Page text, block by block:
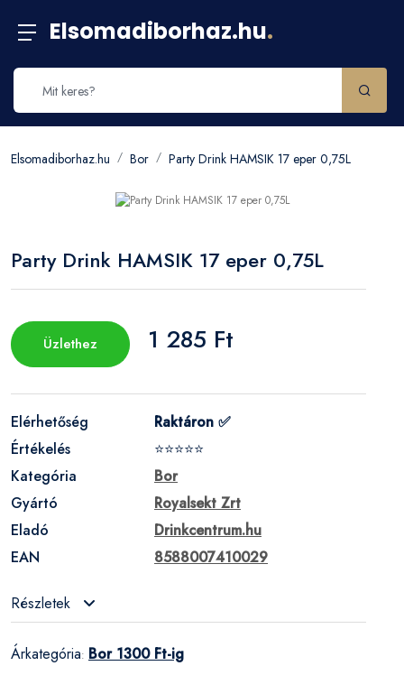
Elsomadiborhaz.hu.
Elsomadiborhaz.hu Bor Party Drink HAMSIK 17 eper 0,75L
Party Drink HAMSIK 17 eper 0,75L
Üzlethez 1 285 Ft
Elérhetőség
Raktáron ✅
Értékelés
⭐⭐⭐⭐⭐
Kategória
Bor
Gyártó
Royalsekt Zrt
Eladó
Drinkcentrum.hu
EAN
8588007410029
Részletek
Árkategória: Bor 1300 Ft-ig